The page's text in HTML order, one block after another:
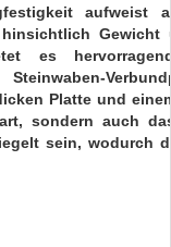
aufweist
es
Steinwaben-
Platte und
sondern auch
sein, wodurch